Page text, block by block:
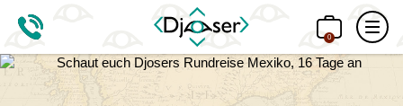
0